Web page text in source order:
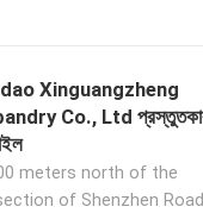
Xinguangzheng
Co., Ltd প্রস্তুতকারক
meters north of the
of Shenzhen Road